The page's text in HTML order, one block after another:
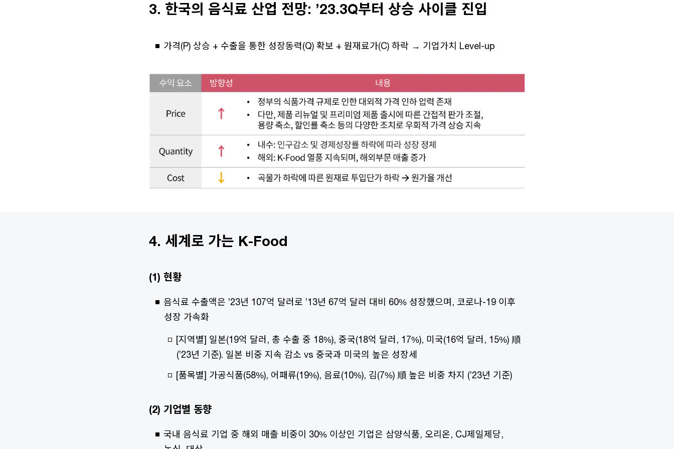
3. 한국의 음식료 산업 전망: ’23.3Q부터 상승 사이클 진입
가격(P) 상승 + 수출을 통한 성장동력(Q) 확보 + 원재료가(C) 하락 → 기업가치 Level-up
4. 세계로 가는 K-Food
(1) 현황
음식료 수출액은 ’23년 107억 달러로 ’13년 67억 달러 대비 60% 성장했으며, 코로나-19 이후
성장 가속화
[지역별] 일본(19억 달러, 총 수출 중 18%), 중국(18억 달러, 17%), 미국(16억 달러, 15%) 順
(’23년 기준). 일본 비중 지속 감소 vs 중국과 미국의 높은 성장세
[품목별] 가공식품(58%), 어패류(19%), 음료(10%), 김(7%) 順 높은 비중 차지 (’23년 기준)
(2) 기업별 동향
국내 음식료 기업 중 해외 매출 비중이 30% 이상인 기업은 삼양식품, 오리온, CJ제일제당,